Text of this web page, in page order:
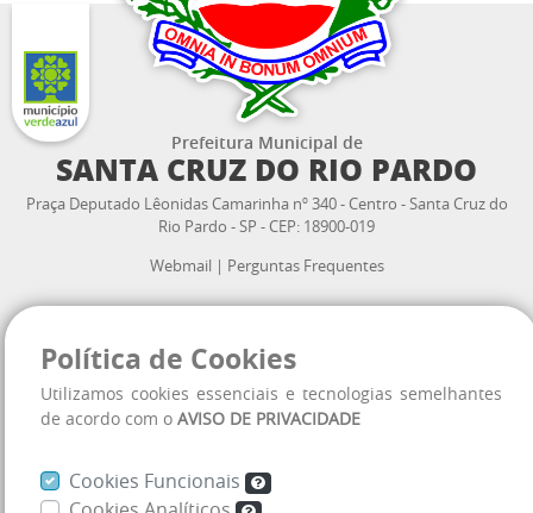
Prefeitura Municipal de
SANTA CRUZ DO RIO PARDO
Praça Deputado Lêonidas Camarinha nº 340 - Centro - Santa Cruz do
Rio Pardo - SP - CEP: 18900-019
Webmail | Perguntas Frequentes
(14) 3332.2300
Horário de Atendimento:
08:00 às 11:30 h
VOLTAR
AO TOPO
Política de Cookies
Utilizamos cookies essenciais e tecnologias semelhantes
de acordo com oAVISO DE PRIVACIDADE
Cookies Funcionais